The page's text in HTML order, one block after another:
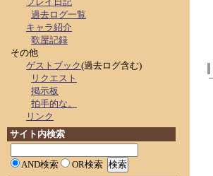
過去ログ一覧
キャラ紹介
歌屋記録
その他
ゲストブック(過去ログ含む)
リクエスト
掲示板
拍手的な。
リンク
サイト内検索
AND検索
OR検索